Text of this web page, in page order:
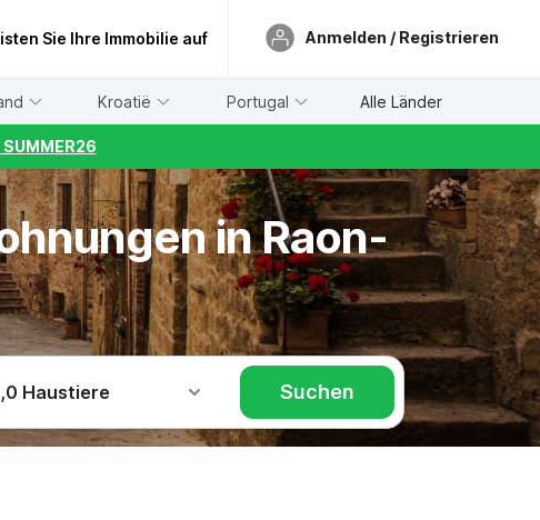
Sie Ihre Immobilie auf Anmelden / Registrieren
Kroatië Portugal Alle Länder
in Raon-
,0 Haustiere Suchen